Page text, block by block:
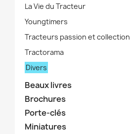
La Vie du Tracteur
Youngtimers
Tracteurs passion et collection
Tractorama
Divers
Beaux livres
Brochures
Porte-clés
Miniatures